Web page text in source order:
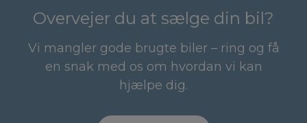
Overvejer du at sælge din bil?
Vi mangler gode brugte biler – ring og få
en snak med os om hvordan vi kan
hjælpe dig.